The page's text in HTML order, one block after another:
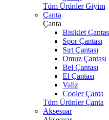
Tüm Ürünler Giyim
Çanta
Çanta
Bisiklet
Spor Çantası
Sırt Çantası
Omuz Çantası
Bel Çantası
El Çantası
Valiz
Cooler Çanta
Tüm Ürünler Çanta
Aksesuar